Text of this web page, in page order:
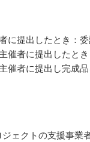
に提出したとき：
催者に提出したと
催者に提出し完成
ジェクトの支援事業